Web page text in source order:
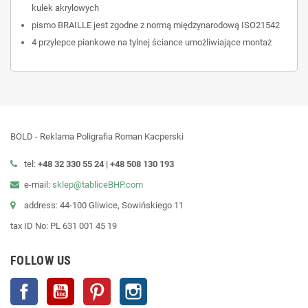
kulek akrylowych
pismo BRAILLE jest zgodne z normą międzynarodową ISO21542
4 przylepce piankowe na tylnej ściance umożliwiające montaż
BOLD - Reklama Poligrafia Roman Kacperski
tel: +48 32 330 55 24 | +48 508 130 193
e-mail: sklep@tabliceBHP.com
address: 44-100 Gliwice, Sowińskiego 11
tax ID No: PL 631 001 45 19
FOLLOW US
Facebook YouTube Pinterest